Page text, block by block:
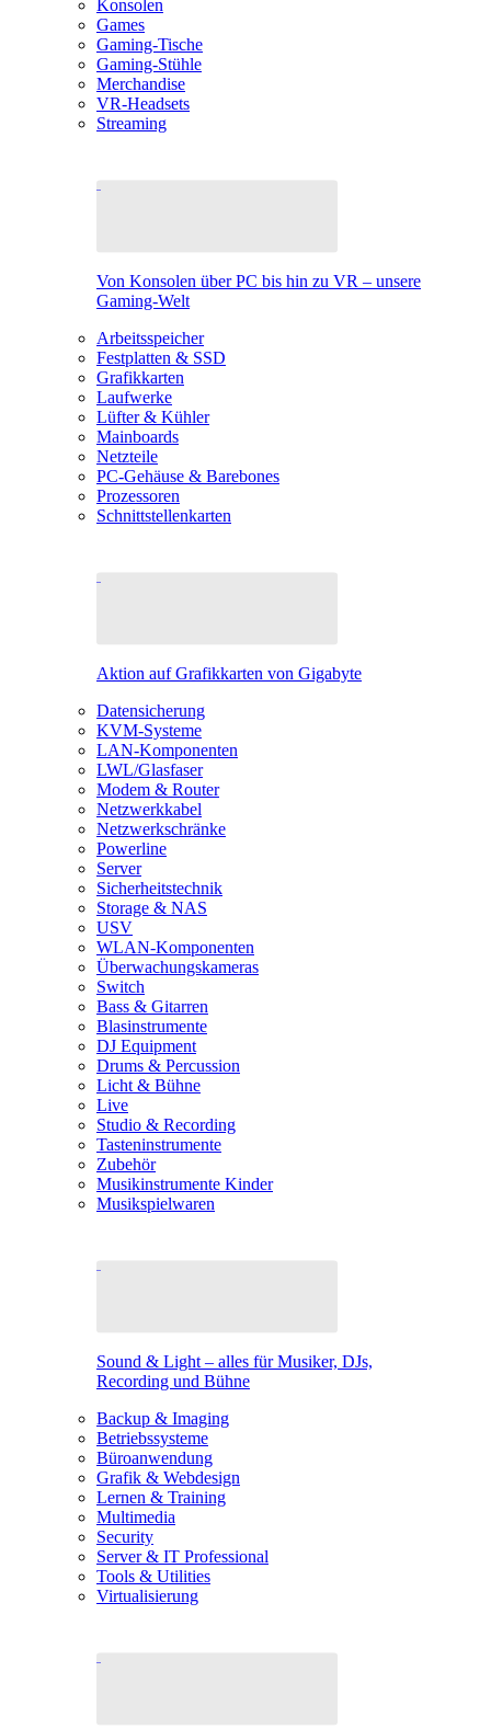
Konsolen
Games
Gaming-Tische
Gaming-Stühle
Merchandise
VR-Headsets
Streaming
Von Konsolen über PC bis hin zu VR – unsere
Gaming-Welt
Arbeitsspeicher
Festplatten & SSD
Grafikkarten
Laufwerke
Lüfter & Kühler
Mainboards
Netzteile
PC-Gehäuse & Barebones
Prozessoren
Schnittstellenkarten
Aktion auf Grafikkarten von Gigabyte
Datensicherung
KVM-Systeme
LAN-Komponenten
LWL/Glasfaser
Modem & Router
Netzwerkkabel
Netzwerkschränke
Powerline
Server
Sicherheitstechnik
Storage & NAS
USV
WLAN-Komponenten
Überwachungskameras
Switch
Bass & Gitarren
Blasinstrumente
DJ Equipment
Drums & Percussion
Licht & Bühne
Live
Studio & Recording
Tasteninstrumente
Zubehör
Musikinstrumente Kinder
Musikspielwaren
Sound & Light – alles für Musiker, DJs,
Recording und Bühne
Backup & Imaging
Betriebssysteme
Büroanwendung
Grafik & Webdesign
Lernen & Training
Multimedia
Security
Server & IT Professional
Tools & Utilities
Virtualisierung